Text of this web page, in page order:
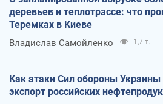
деревьев и теплотрассе: что
Теремках в Киеве
Владислав Самойленко 1,7 т.
Как атаки Сил обороны Украины
экспорт российских